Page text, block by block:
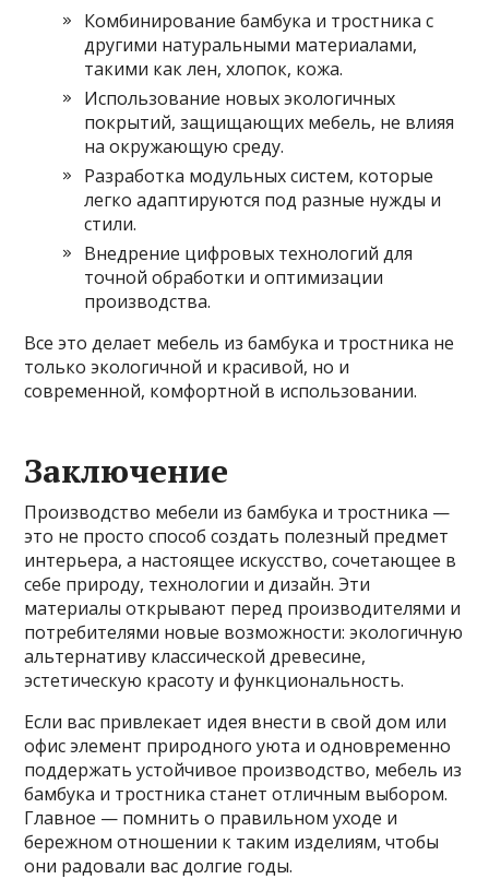
Комбинирование бамбука и тростника с
другими натуральными материалами,
такими как лен, хлопок, кожа.
Использование новых экологичных
покрытий, защищающих мебель, не влияя
на окружающую среду.
Разработка модульных систем, которые
легко адаптируются под разные нужды и
стили.
Внедрение цифровых технологий для
точной обработки и оптимизации
производства.
Все это делает мебель из бамбука и тростника не
только экологичной и красивой, но и
современной, комфортной в использовании.
Заключение
Производство мебели из бамбука и тростника —
это не просто способ создать полезный предмет
интерьера, а настоящее искусство, сочетающее в
себе природу, технологии и дизайн. Эти
материалы открывают перед производителями и
потребителями новые возможности: экологичную
альтернативу классической древесине,
эстетическую красоту и функциональность.
Если вас привлекает идея внести в свой дом или
офис элемент природного уюта и одновременно
поддержать устойчивое производство, мебель из
бамбука и тростника станет отличным выбором.
Главное — помнить о правильном уходе и
бережном отношении к таким изделиям, чтобы
они радовали вас долгие годы.